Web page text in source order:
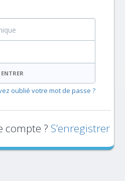
ENTRER
oublié votre mot de passe ?
compte ? S’enregistrer